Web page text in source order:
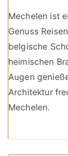
Mechelen ist
Genuss
belgische
heimischen
Augen
Architektur
Mechelen.